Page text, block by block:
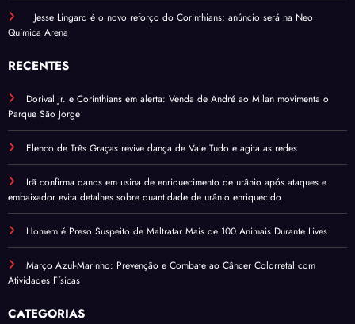
Jesse Lingard é o novo reforço do Corinthians; anúncio será na Neo
Química Arena
RECENTES
Dorival Jr. e Corinthians em alerta: Venda de André ao Milan movimenta o
Parque São Jorge
Elenco de Três Graças revive dança de Vale Tudo e agita as redes
Irã confirma danos em usina de enriquecimento de urânio após ataques e
embaixador evita detalhes sobre quantidade de urânio enriquecido
Homem é Preso Suspeito de Maltratar Mais de 100 Animais Durante Lives
Março Azul-Marinho: Prevenção e Combate ao Câncer Colorretal com
Atividades Físicas
CATEGORIAS